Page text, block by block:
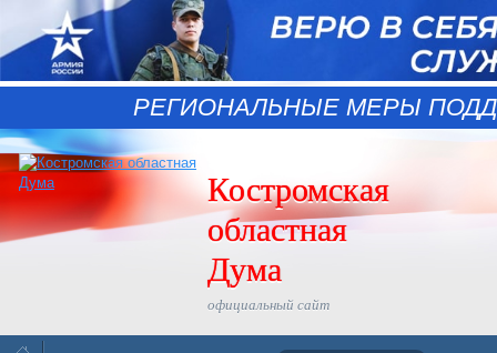
РЕГИОНАЛЬНЫЕ МЕРЫ
Костромская
областная
Дума
официальный сайт